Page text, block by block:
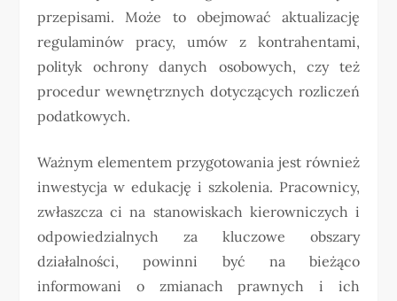
przepisami. Może to obejmować aktualizację
regulaminów pracy, umów z kontrahentami,
polityk ochrony danych osobowych, czy też
procedur wewnętrznych dotyczących rozliczeń
podatkowych.
Ważnym elementem przygotowania jest również
inwestycja w edukację i szkolenia. Pracownicy,
zwłaszcza ci na stanowiskach kierowniczych i
odpowiedzialnych za kluczowe obszary
działalności, powinni być na bieżąco
informowani o zmianach prawnych i ich